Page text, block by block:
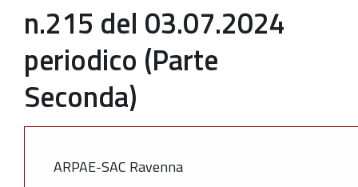
n.215 del 03.07.2024
periodico (Parte
Seconda)
ARPAE-SAC Ravenna